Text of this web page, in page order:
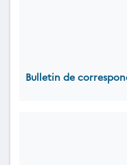
Bulletin de